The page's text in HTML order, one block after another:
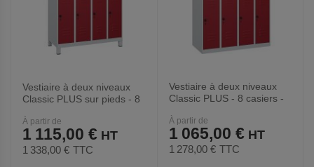
Vestiaire à deux niveaux
Classic PLUS sur pieds - 8
À partir de
1 115,00 €
1 338,00 € TTC
Vestiaire à deux niveaux
Classic PLUS - 8 casiers -
À partir de
1 065,00 €
1 278,00 € TTC